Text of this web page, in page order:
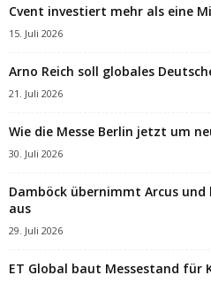
Cvent investiert mehr als eine
15. Juli 2026
Arno Reich soll globales
21. Juli 2026
Wie die Messe Berlin jetzt um
30. Juli 2026
Damböck übernimmt Arcus
aus
29. Juli 2026
ET Global baut Messestand für